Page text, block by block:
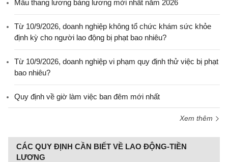
Mẫu thang lương bảng lương mới nhất năm 2026
Từ 10/9/2026, doanh nghiệp không tổ chức khám sức khỏe
định kỳ cho người lao động bị phạt bao nhiêu?
Từ 10/9/2026, doanh nghiệp vi phạm quy định thử việc bị phạt
bao nhiêu?
Quy định về giờ làm việc ban đêm mới nhất
Xem thêm
CÁC QUY ĐỊNH CẦN BIẾT VỀ LAO ĐỘNG-TIỀN
LƯƠNG